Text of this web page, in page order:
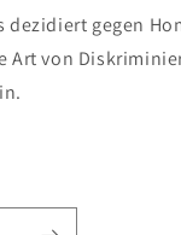
dezidiert gegen
Art von